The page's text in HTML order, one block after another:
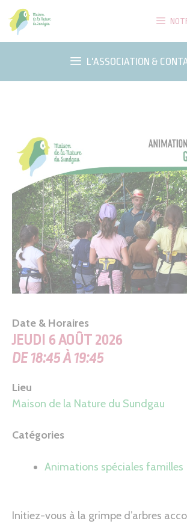
Aller
au
contenu
L'ASSOCIATION &
Date & Horaires
JEUDI 6 AOÛT 2026
DE 18:45 À 19:45
Lieu
Maison de la Nature du Sundgau
Catégories
Animations spéciales familles
Initiez-vous à la grimpe d’arbres